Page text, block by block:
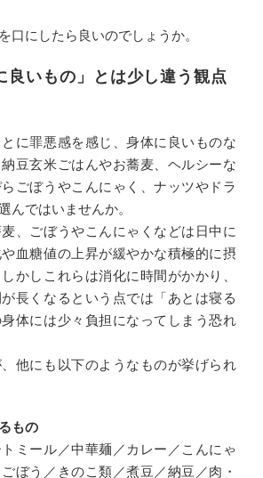
口にしたら良いのでしょうか。
良いもの」とは少し違う観点
に罪悪感を感じ、身体に良いものな
豆玄米ごはんやお蕎麦、ヘルシーな
ごぼうやこんにゃく、ナッツやドラ
んではいませんか。
、ごぼうやこんにゃくなどは日中に
血糖値の上昇が緩やかな積極的に摂
かしこれらは消化に時間がかかり、
長くなるという点では「あとは寝る
体には少々負担になってしまう恐れ
他にも以下のようなものが挙げられ
もの
ミール／中華麺／カレー／こんにゃ
ぼう／きのこ類／煮豆／納豆／肉・